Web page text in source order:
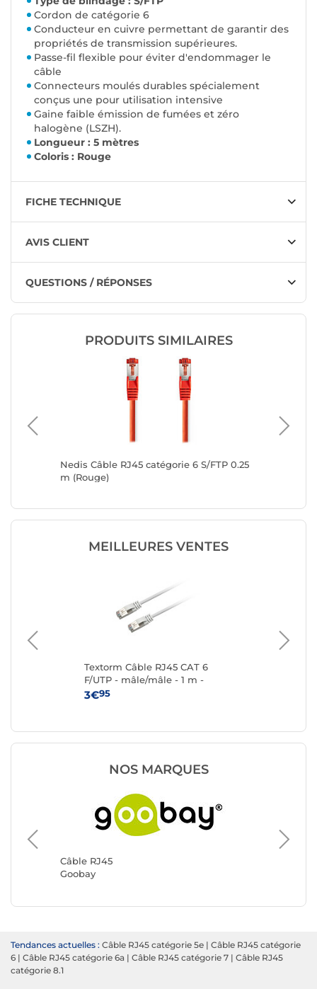
Cordon de catégorie 6
Conducteur en cuivre permettant de garantir des
propriétés de transmission supérieures.
Passe-fil flexible pour éviter d'endommager le
câble
Connecteurs moulés durables spécialement
conçus une pour utilisation intensive
Gaine faible émission de fumées et zéro
halogène (LSZH).
Longueur : 5 mètres
Coloris : Rouge
FICHE TECHNIQUE
AVIS CLIENT
QUESTIONS / RÉPONSES
PRODUITS SIMILAIRES
Nedis Câble RJ45 catégorie 6 S/FTP 0.25
m (Rouge)
MEILLEURES VENTES
Textorm Câble RJ45 CAT 6
F/UTP - mâle/mâle - 1 m -
Blanc
3€95
NOS MARQUES
Câble RJ45
Goobay
Câble
Tendances actuelles : Câble RJ45 catégorie 5e | Câble RJ45 catégorie
6 | Câble RJ45 catégorie 6a | Câble RJ45 catégorie 7 | Câble RJ45
catégorie 8.1